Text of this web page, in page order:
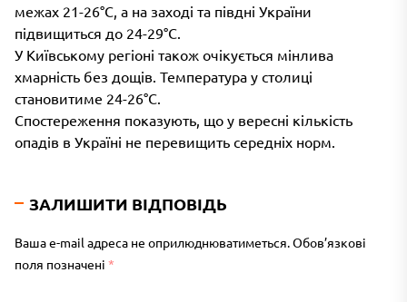
межах 21-26°C, а на заході та півдні України
підвищиться до 24-29°C.
У Київському регіоні також очікується мінлива
хмарність без дощів. Температура у столиці
становитиме 24-26°C.
Спостереження показують, що у вересні кількість
опадів в Україні не перевищить середніх норм.
ЗАЛИШИТИ ВІДПОВІДЬ
Ваша e-mail адреса не оприлюднюватиметься.Обов’язкові
поля позначені *